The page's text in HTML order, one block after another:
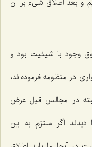
و بعد اطلاق شیء بر آن
وجود با شیئیت بود و
در منظومه فرموده‌اند،
در مجالس قبل عرض
اگر ملتزم به این